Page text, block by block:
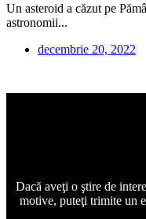
Un asteroid a căzut pe
astronomii...
decembrie 20, 2022
Dacă aveţi o ştire de
motive, puteţi trimite un